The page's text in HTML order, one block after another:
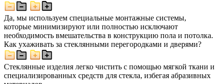
Да, мы используем специальные монтажные системы,
которые минимизируют или полностью исключают
необходимость вмешательства в конструкцию пола и потолка.
Как ухаживать за стеклянными перегородками и дверями?
Стеклянные изделия легко чистить с помощью мягкой ткани и
специализированных средств для стекла, избегая абразивных